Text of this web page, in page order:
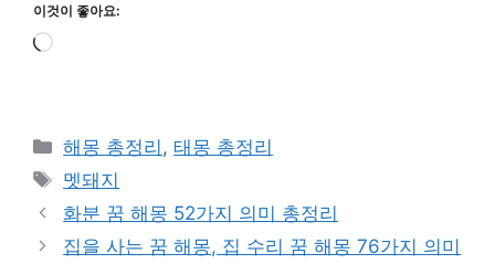
이것이 좋아요:
로
카
테
고
리
해몽 총정리 ,태몽 총정리
태
그
멧돼지
화분 꿈 해몽 52가지 의미 총정리
집을 사는 꿈 해몽, 집 수리 꿈 해몽 76가지 의미